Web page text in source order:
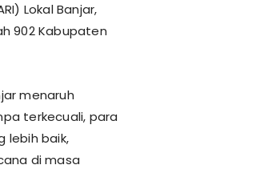
Lokal Banjar,
902 Kabupaten
menaruh
terkecuali, para
lebih baik,
di masa